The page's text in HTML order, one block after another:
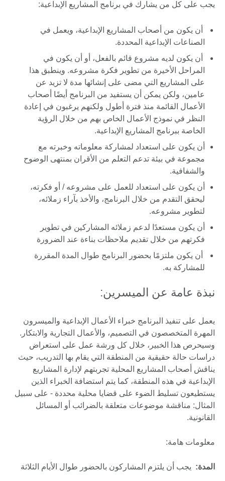
يجب على كل من يشارك في برنامج المشاريع الإبداعية:
أن يكون من أصحاب المشاريع الإبداعية، ويعمل في
الصناعات الإبداعية المحددة.
أن يكون لديه مشروع قائم بالفعل، أو أن يكون في
المراحل الأخيرة من تطوير فكرة مشروعه. وينطبق هذا
على المشاريع التي مضى على إنشائها مدة لا تزيد عن
عامين، ولكن يمكن أن يستفيد من البرنامج أيضًا أصحاب
الأعمال القائمة منذ فترة أطول ولكنهم يرغبون في إعادة
النظر في نموذج الأعمال الخاص بهم من خلال الرؤية
الخاصة ببرنامج المشاريع الإبداعية.
أن يكون على استعداد لمشاركة معلوماته وخبرته مع
مجموعة في بيئة تدعم التعلم من الأقران بمنتهى الوضوح
والشفافية.
أن يكون على استعداد للعمل على مشروعه / أو فكرته،
ليحقق التقدم من خلال البرنامج، والأخذ بآراء زملائه،
لتطوير مشروعه.
أن يكون مستعدًا لدعم زملائه المشاركين في تطوير
فكرتهم من خلال تقديم ملاحظات بناءة عند الضرورة
أن يكون ملتزمًا بحضور البرنامج طوال المدة المقررة
للمشاركة به.
نبذة عامة عن الميسرين:
يعمل على تنفيذ البرنامج خبراء الأعمال الإبداعية والميسرون
المهرة المتخصصون في التصميم، والأعمال التجارية والابتكار.
وسيحرص هذا الخبير، خلال كل ورشة عمل على استعراض
دراسات حالة حقيقية من المنطقة التي يقام بها التدريب، حيث
يناقش أصحاب المشاريع المحلية تجربتهم لإدارة المشاريع
الإبداعية في هذه المنطقة، كما يتم استضافة الخبراء الذين
يستطيعون تسليط الضوء على قضايا محلية محددة - على سبيل
المثال: مناقشة موضوعات متعلقة بالضرائب أو المسائل
القانونية.
معلومات هامة:
المدة: يجب أن يلتزم المشاركون بالحضور طوال الأيام الثلاثة